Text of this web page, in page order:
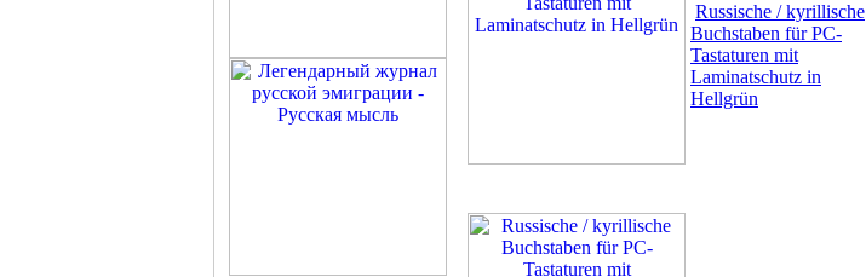
Russische / kyrillische
Buchstaben für PC-
Tastaturen mit
Laminatschutz in
Hellgrün